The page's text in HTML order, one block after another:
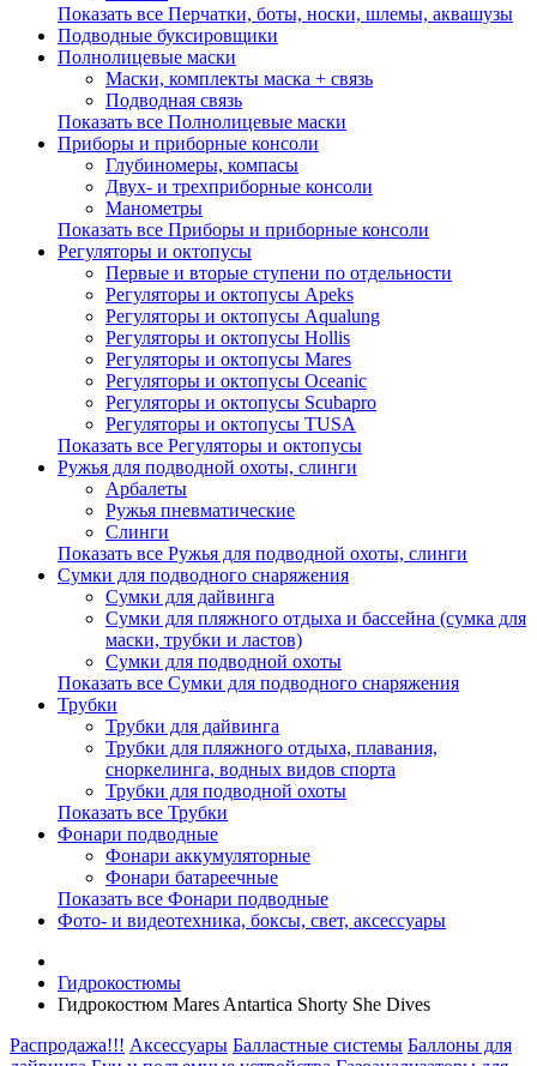
Показать все Перчатки, боты, носки, шлемы, аквашузы
Подводные буксировщики
Полнолицевые маски
Маски, комплекты маска + связь
Подводная связь
Показать все Полнолицевые маски
Приборы и приборные консоли
Глубиномеры, компасы
Двух- и трехприборные консоли
Манометры
Показать все Приборы и приборные консоли
Регуляторы и октопусы
Первые и вторые ступени по отдельности
Регуляторы и октопусы Apeks
Регуляторы и октопусы Aqualung
Регуляторы и октопусы Hollis
Регуляторы и октопусы Mares
Регуляторы и октопусы Oceanic
Регуляторы и октопусы Scubapro
Регуляторы и октопусы TUSA
Показать все Регуляторы и октопусы
Ружья для подводной охоты, слинги
Арбалеты
Ружья пневматические
Слинги
Показать все Ружья для подводной охоты, слинги
Сумки для подводного снаряжения
Сумки для дайвинга
Сумки для пляжного отдыха и бассейна (сумка для
маски, трубки и ластов)
Сумки для подводной охоты
Показать все Сумки для подводного снаряжения
Трубки
Трубки для дайвинга
Трубки для пляжного отдыха, плавания,
сноркелинга, водных видов спорта
Трубки для подводной охоты
Показать все Трубки
Фонари подводные
Фонари аккумуляторные
Фонари батареечные
Показать все Фонари подводные
Фото- и видеотехника, боксы, свет, аксессуары
Гидрокостюмы
Гидрокостюм Mares Antartica Shorty She Dives
Распродажа!!! Аксессуары Балластные системы Баллоны для